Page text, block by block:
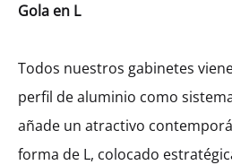
Gola en L
Todos nuestros gabinetes
perfil de aluminio como
añade un atractivo
forma de L, colocado